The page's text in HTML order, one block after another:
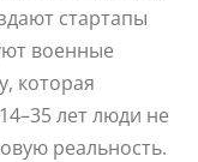
стартапы
военные
которая
лет люди не
реальность.